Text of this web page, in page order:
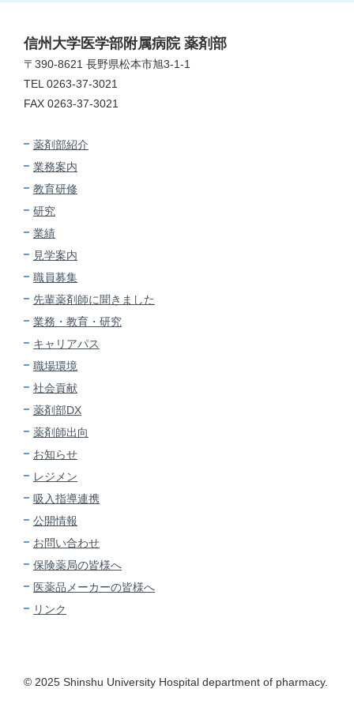
薬剤部紹介
業務案内
教育研修
研究
業績
見学案内
職員募集
先輩薬剤師に聞きました
業務・教育・研究
キャリアパス
職場環境
社会貢献
薬剤部DX
薬剤師出向
お知らせ
レジメン
吸入指導連携
公開情報
お問い合わせ
保険薬局の皆様へ
医薬品メーカーの皆様へ
リンク
信州大学医学部附属病院 薬剤部
〒390-8621 長野県松本市旭3-1-1
TEL 0263-37-3021
FAX 0263-37-3021
© 2025 Shinshu University Hospital department of pharmacy.